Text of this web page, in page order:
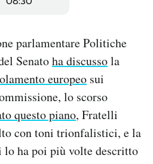
parlamentare Politiche
Senatoha discussola
europeo sui
lo scorso
questo piano, Fratelli
con toni trionfalistici, e la
lo ha poi più volte descritto